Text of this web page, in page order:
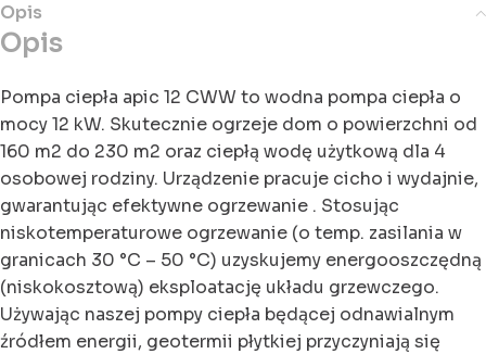
Opis
Opis
Pompa ciepła apic 12 CWW to wodna pompa ciepła o
mocy 12 kW. Skutecznie ogrzeje dom o powierzchni od
160 m2 do 230 m2 oraz ciepłą wodę użytkową dla 4
osobowej rodziny. Urządzenie pracuje cicho i wydajnie,
gwarantując efektywne ogrzewanie . Stosując
niskotemperaturowe ogrzewanie (o temp. zasilania w
granicach 30 °C – 50 °C) uzyskujemy energooszczędną
(niskokosztową) eksploatację układu grzewczego.
Używając naszej pompy ciepła będącej odnawialnym
źródłem energii, geotermii płytkiej przyczyniają się